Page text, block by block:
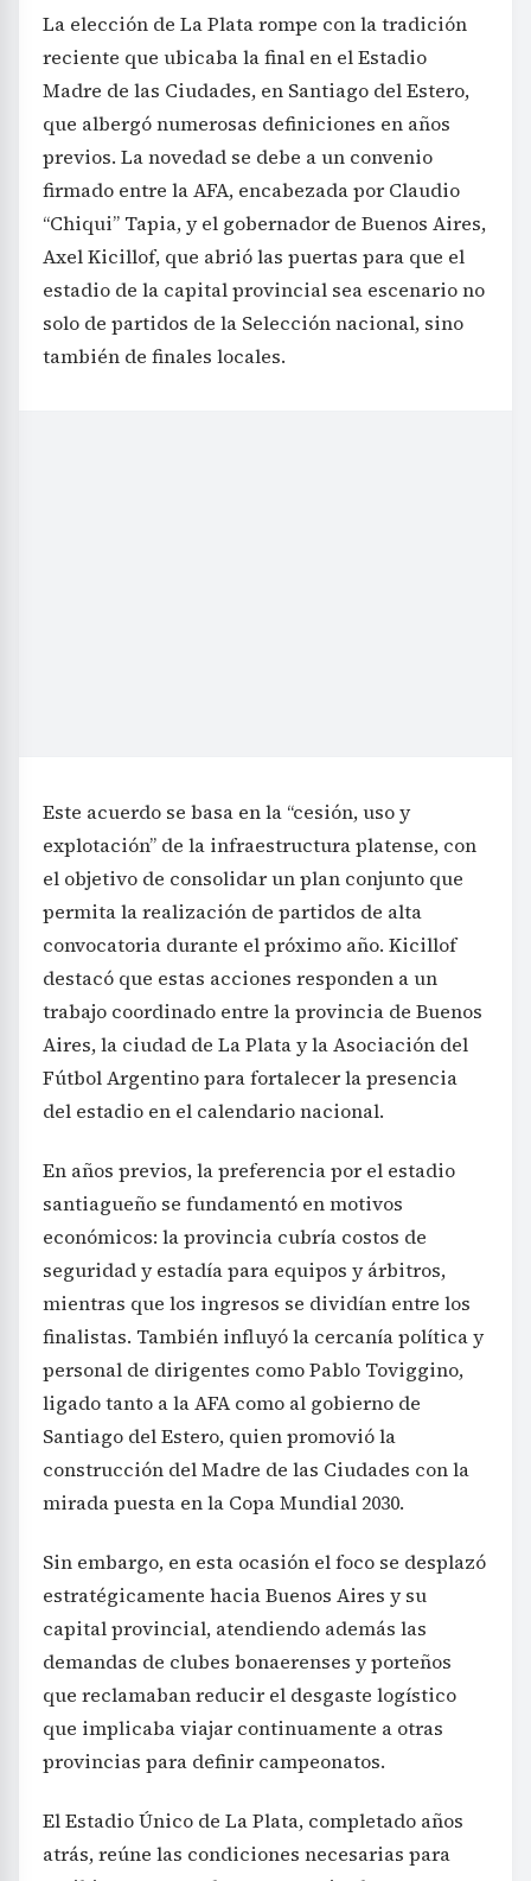
La elección de La Plata rompe con la tradición
reciente que ubicaba la final en el Estadio
Madre de las Ciudades, en Santiago del Estero,
que albergó numerosas definiciones en años
previos. La novedad se debe a un convenio
firmado entre la AFA, encabezada por Claudio
“Chiqui” Tapia, y el gobernador de Buenos Aires,
Axel Kicillof, que abrió las puertas para que el
estadio de la capital provincial sea escenario no
solo de partidos de la Selección nacional, sino
también de finales locales.
Este acuerdo se basa en la “cesión, uso y
explotación” de la infraestructura platense, con
el objetivo de consolidar un plan conjunto que
permita la realización de partidos de alta
convocatoria durante el próximo año. Kicillof
destacó que estas acciones responden a un
trabajo coordinado entre la provincia de Buenos
Aires, la ciudad de La Plata y la Asociación del
Fútbol Argentino para fortalecer la presencia
del estadio en el calendario nacional.
En años previos, la preferencia por el estadio
santiagueño se fundamentó en motivos
económicos: la provincia cubría costos de
seguridad y estadía para equipos y árbitros,
mientras que los ingresos se dividían entre los
finalistas. También influyó la cercanía política y
personal de dirigentes como Pablo Toviggino,
ligado tanto a la AFA como al gobierno de
Santiago del Estero, quien promovió la
construcción del Madre de las Ciudades con la
mirada puesta en la Copa Mundial 2030.
Sin embargo, en esta ocasión el foco se desplazó
estratégicamente hacia Buenos Aires y su
capital provincial, atendiendo además las
demandas de clubes bonaerenses y porteños
que reclamaban reducir el desgaste logístico
que implicaba viajar continuamente a otras
provincias para definir campeonatos.
El Estadio Único de La Plata, completado años
atrás, reúne las condiciones necesarias para